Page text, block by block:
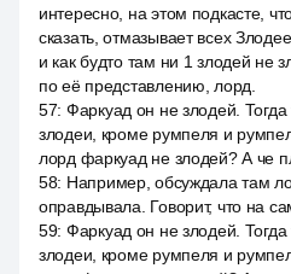
интересно, на этом подкасте,
сказать, отмазывает всех
и как будто там ни 1 злодей не
по её представлению, лорд.
57: Фаркуад он не злодей.
злодеи, кроме румпеля и
лорд фаркуад не злодей? А че
58: Например, обсуждала там
оправдывала. Говорит, что на
59: Фаркуад он не злодей.
злодеи, кроме румпеля и